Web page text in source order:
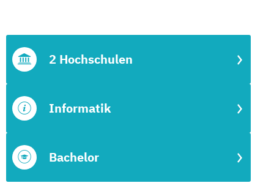
Bachelor
Informatik
2 Hochschulen